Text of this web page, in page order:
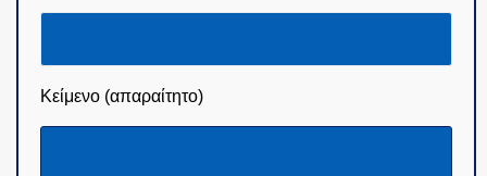
Κείμενο (απαραίτητο)